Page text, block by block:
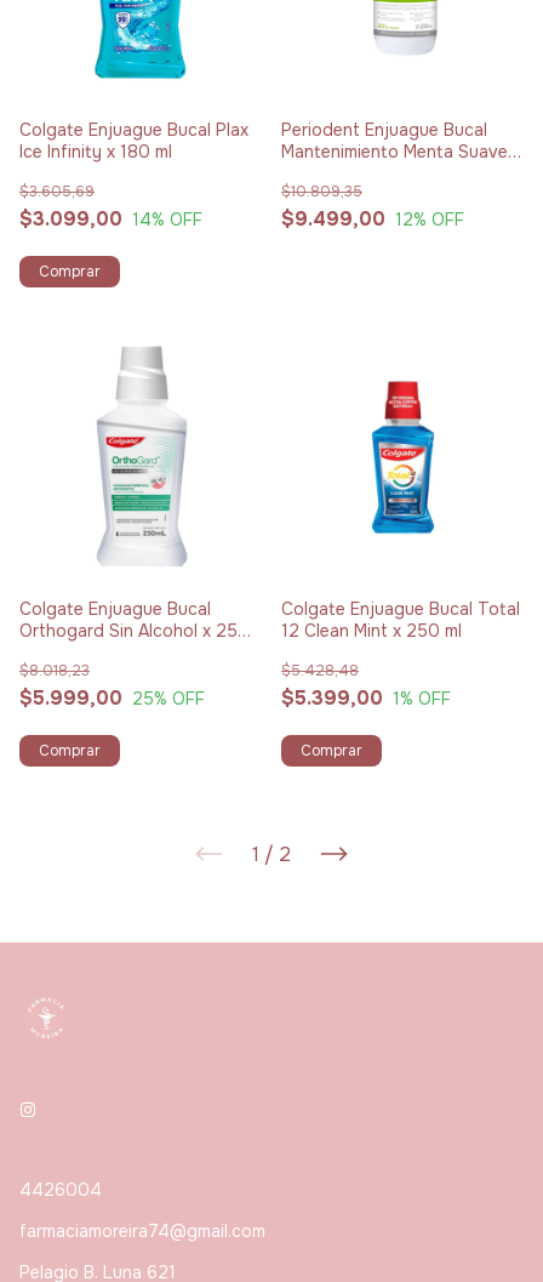
Colgate Enjuague Bucal Plax
Ice Infinity x 180 ml
$3.099,00
$3.605,69
14% OFF
Comprar
Periodent Enjuague Bucal
Mantenimiento Menta Suave
$9.499,00
$10.809,35
12% OFF
Colgate Enjuague Bucal
Orthogard Sin Alcohol x 250
$5.999,00
$8.018,23
25% OFF
Comprar
Colgate Enjuague Bucal Total
12 Clean Mint x 250 ml
$5.399,00
$5.428,48
1% OFF
Comprar
1 / 2
4426004
farmaciamoreira74@gmail.com
Pelagio B. Luna 621